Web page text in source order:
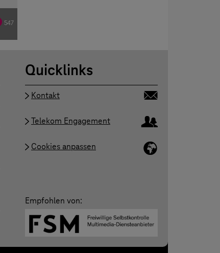
547
Quicklinks
Kontakt
Telekom Engagement
Cookies anpassen
Empfohlen von: